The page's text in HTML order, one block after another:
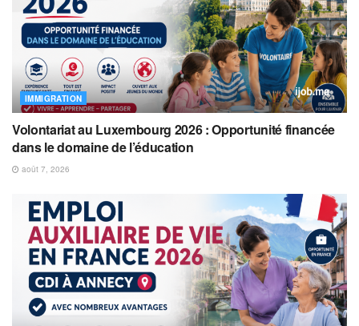
IMMIGRATION
Volontariat au Luxembourg 2026 : Opportunité financée
dans le domaine de l’éducation
août 7, 2026